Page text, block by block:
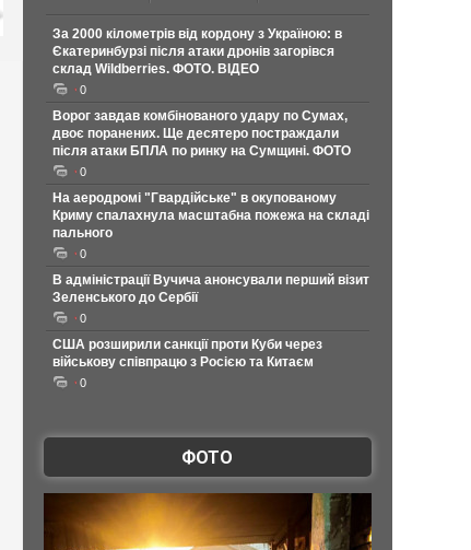
За 2000 кілометрів від кордону з Україною: в
Єкатеринбурзі після атаки дронів загорівся
склад Wildberries. ФОТО. ВІДЕО
0
Ворог завдав комбінованого удару по Сумах,
двоє поранених. Ще десятеро постраждали
після атаки БПЛА по ринку на Сумщині. ФОТО
0
На аеродромі "Гвардійське" в окупованому
Криму спалахнула масштабна пожежа на складі
пального
0
В адміністрації Вучича анонсували перший візит
Зеленського до Сербії
0
США розширили санкції проти Куби через
військову співпрацю з Росією та Китаєм
0
ФОТО